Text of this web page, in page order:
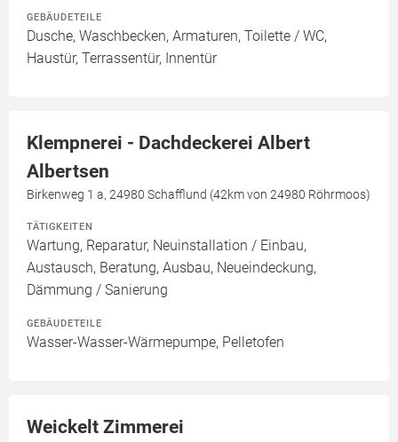
GEBÄUDETEILE
Dusche, Waschbecken, Armaturen, Toilette / WC,
Haustür, Terrassentür, Innentür
Klempnerei - Dachdeckerei Albert
Albertsen
Birkenweg 1 a, 24980 Schafflund (42km von 24980 Röhrmoos)
TÄTIGKEITEN
Wartung, Reparatur, Neuinstallation / Einbau,
Austausch, Beratung, Ausbau, Neueindeckung,
Dämmung / Sanierung
GEBÄUDETEILE
Wasser-Wasser-Wärmepumpe, Pelletofen
Weickelt Zimmerei